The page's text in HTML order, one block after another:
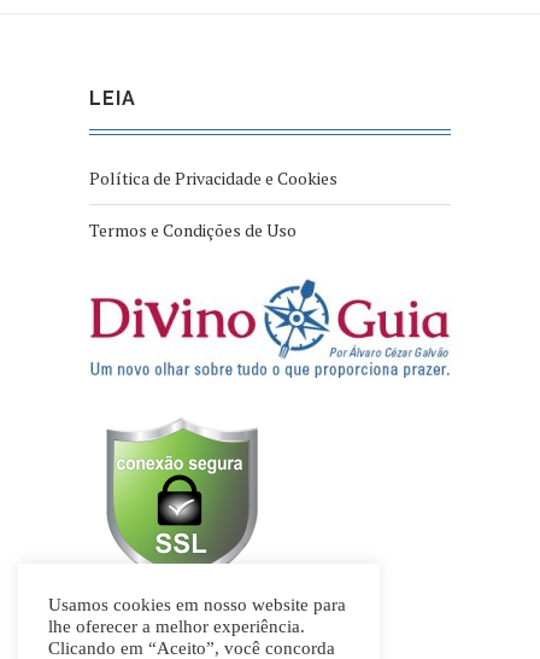
LEIA
Política de Privacidade e Cookies
Termos e Condições de Uso
Usamos cookies em nosso website para
lhe oferecer a melhor experiência.
Clicando em “Aceito”, você concorda